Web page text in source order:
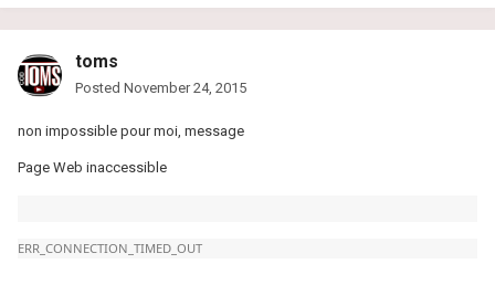
toms
Posted November 24, 2015
non impossible pour moi, message
Page Web inaccessible
ERR_CONNECTION_TIMED_OUT